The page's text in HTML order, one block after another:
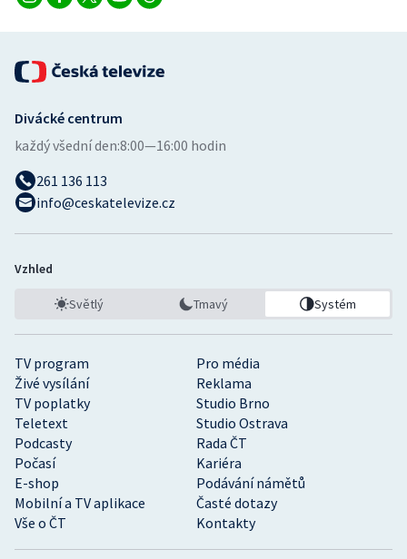
TV program
Pro média
Živé vysílání
Reklama
TV poplatky
Studio Brno
Teletext
Studio Ostrava
Podcasty
Rada ČT
Počasí
Kariéra
E-shop
Podávání námětů
Mobilní a TV aplikace
Časté dotazy
Vše o ČT
Kontakty
Divácké centrum
každý všední den:8:00—16:00 hodin
261 136 113
info@ceskatelevize.cz
Vzhled
Světlý Tmavý Systém